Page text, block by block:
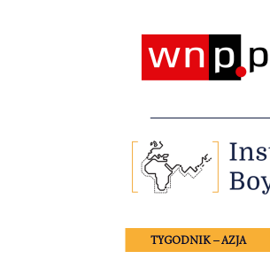
TYGODNIK – AZJA